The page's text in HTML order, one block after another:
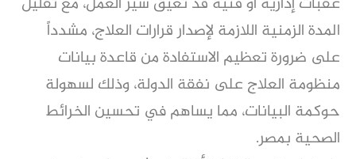
المدة الزمنية اللازمة لإصدار قرارات العلاج، مشدداً
على ضرورة تعظيم الاستفادة من قاعدة بيانات
منظومة العلاج على نفقة الدولة، وذلك لسهولة
حوكمة البيانات، مما يساهم في تحسين الخرائط
الصحية بمصر.